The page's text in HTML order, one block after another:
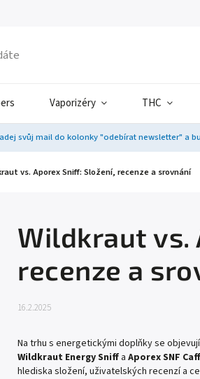
Vaporizéry THC
svůj mail do kolonky "odebírat newsletter" a
vs. Aporex Sniff: Složení, recenze a srovnání
Wildkraut vs.
recenze a
16.2.2025
Na trhu s energetickými doplňky se
Wildkraut Energy Sniff a Aporex SNF
hlediska složení, uživatelských recenzí a